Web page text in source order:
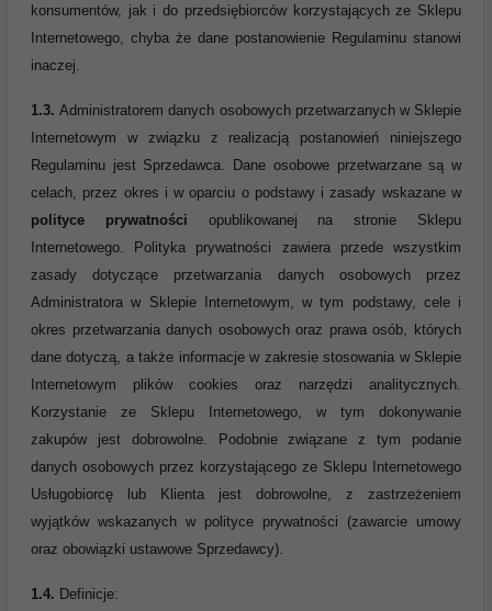
konsumentów, jak i do przedsiębiorców korzystających ze Sklepu
Internetowego, chyba że dane postanowienie Regulaminu stanowi
inaczej.
1.3.Administratorem danych osobowych przetwarzanych w Sklepie
Internetowym w związku z realizacją postanowień niniejszego
Regulaminu jest Sprzedawca. Dane osobowe przetwarzane są w
celach, przez okres i w oparciu o podstawy i zasady wskazane w
polityce prywatności opublikowanej na stronie Sklepu
Internetowego. Polityka prywatności zawiera przede wszystkim
zasady dotyczące przetwarzania danych osobowych przez
Administratora w Sklepie Internetowym, w tym podstawy, cele i
okres przetwarzania danych osobowych oraz prawa osób, których
dane dotyczą, a także informacje w zakresie stosowania w Sklepie
Internetowym plików cookies oraz narzędzi analitycznych.
Korzystanie ze Sklepu Internetowego, w tym dokonywanie
zakupów jest dobrowolne. Podobnie związane z tym podanie
danych osobowych przez korzystającego ze Sklepu Internetowego
Usługobiorcę lub Klienta jest dobrowolne, z zastrzeżeniem
wyjątków wskazanych w polityce prywatności (zawarcie umowy
oraz obowiązki ustawowe Sprzedawcy).
1.4. Definicje: